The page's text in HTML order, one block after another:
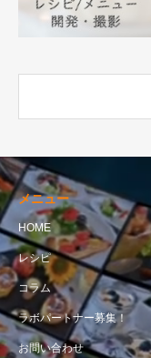
メニュー
HOME
レシピ
コラム
ラボパートナー募集！
お問い合わせ